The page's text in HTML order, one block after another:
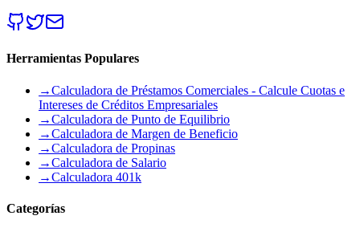
Herramientas Populares
→Calculadora de Préstamos Comerciales - Calcule Cuotas e
Intereses de Créditos Empresariales
→Calculadora de Punto de Equilibrio
→Calculadora de Margen de Beneficio
→Calculadora de Propinas
→Calculadora de Salario
→Calculadora 401k
Categorías